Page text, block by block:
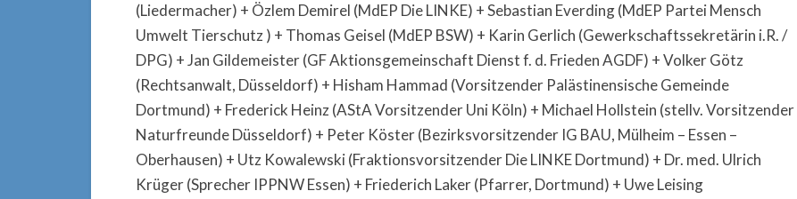
(Liedermacher) + Özlem Demirel (MdEP Die LINKE) + Sebastian Everding (MdEP Partei Mensch
Umwelt Tierschutz ) + Thomas Geisel (MdEP BSW) + Karin Gerlich (Gewerkschaftssekretärin i.R. /
DPG) + Jan Gildemeister (GF Aktionsgemeinschaft Dienst f. d. Frieden AGDF) + Volker Götz
(Rechtsanwalt, Düsseldorf) + Hisham Hammad (Vorsitzender Palästinensische Gemeinde
Dortmund) + Frederick Heinz (AStA Vorsitzender Uni Köln) + Michael Hollstein (stellv. Vorsitzender
Naturfreunde Düsseldorf) + Peter Köster (Bezirksvorsitzender IG BAU, Mülheim – Essen –
Oberhausen) + Utz Kowalewski (Fraktionsvorsitzender Die LINKE Dortmund) + Dr. med. Ulrich
Krüger (Sprecher IPPNW Essen) + Friederich Laker (Pfarrer, Dortmund) + Uwe Leising